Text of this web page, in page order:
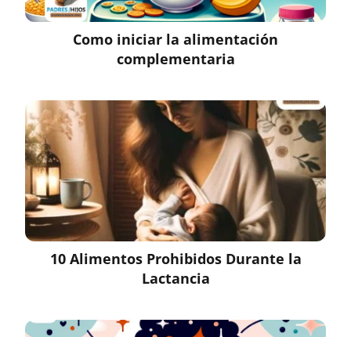
Como iniciar la alimentación
complementaria
10 Alimentos Prohibidos Durante la
Lactancia